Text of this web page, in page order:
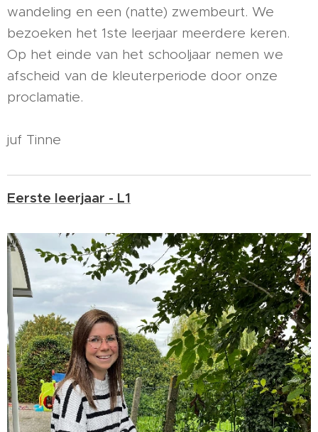
wandeling en een (natte) zwembeurt. We
bezoeken het 1ste leerjaar meerdere keren.
Op het einde van het schooljaar nemen we
afscheid van de kleuterperiode door onze
proclamatie.
juf Tinne
Eerste leerjaar - L1